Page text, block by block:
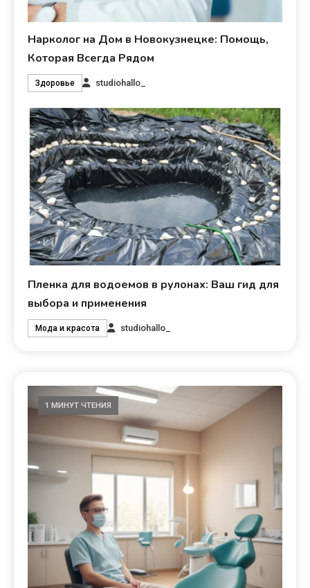
Нарколог на Дом в Новокузнецке: Помощь,
Которая Всегда Рядом
Здоровье studiohallo_
Пленка для водоемов в рулонах: Ваш гид для
выбора и применения
Мода и красота studiohallo_
1 МИНУТ ЧТЕНИЯ